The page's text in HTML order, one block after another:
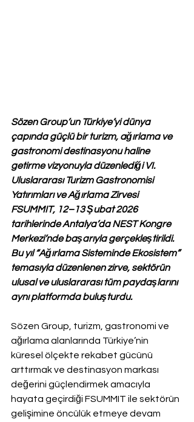
Sözen Group’un Türkiye’yi dünya
çapında güçlü bir turizm, ağırlama ve
gastronomi destinasyonu haline
getirme vizyonuyla düzenlediği VI.
Uluslararası Turizm Gastronomisi
Yatırımları ve Ağırlama Zirvesi
FSUMMIT, 12–13 Şubat 2026
tarihlerinde Antalya’da NEST Kongre
Merkezi’nde başarıyla gerçekleştirildi.
Bu yıl “Ağırlama Sisteminde Ekosistem”
temasıyla düzenlenen zirve, sektörün
ulusal ve uluslararası tüm paydaşlarını
aynı platformda buluşturdu.
Sözen Group, turizm, gastronomi ve
ağırlama alanlarında Türkiye’nin
küresel ölçekte rekabet gücünü
arttırmak ve destinasyon markası
değerini güçlendirmek amacıyla
hayata geçirdiği FSUMMIT ile sektörün
gelişimine öncülük etmeye devam